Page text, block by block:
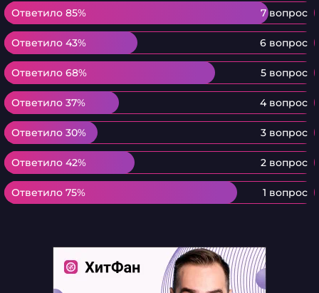
Ответило 85% 7 вопрос
Ответило 85%
Ответило 43% 6 вопрос
Ответило 43%
Ответило 68% 5 вопрос
Ответило 68%
Ответило 37% 4 вопрос
Ответило 37%
Ответило 30% 3 вопрос
Ответило 30%
Ответило 42% 2 вопрос
Ответило 42%
Ответило 75% 1 вопрос
Ответило 75%